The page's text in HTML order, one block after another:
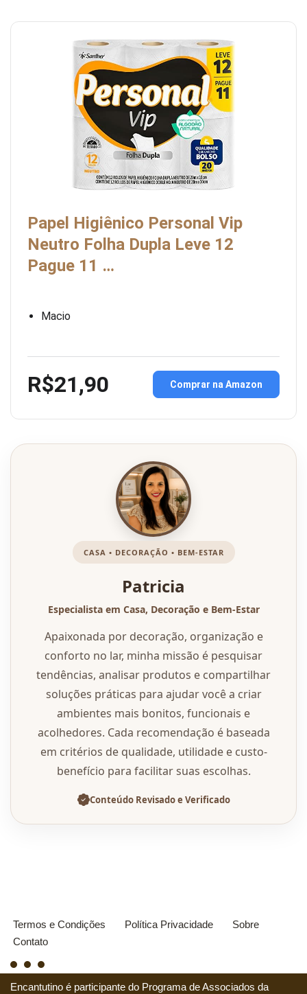
Papel Higiênico Personal Vip
Neutro Folha Dupla Leve 12
Pague 11 …
Macio
R$21,90 Comprar na Amazon
CASA • DECORAÇÃO • BEM-ESTAR
Patricia
Especialista em Casa, Decoração e Bem-Estar
Apaixonada por decoração, organização e
conforto no lar, minha missão é pesquisar
tendências, analisar produtos e compartilhar
soluções práticas para ajudar você a criar
ambientes mais bonitos, funcionais e
acolhedores. Cada recomendação é baseada
em critérios de qualidade, utilidade e custo-
benefício para facilitar suas escolhas.
Conteúdo Revisado e Verificado
Termos e Condições Política Privacidade
Sobre
Contato
Encantutino é participante do Programa de Associados da